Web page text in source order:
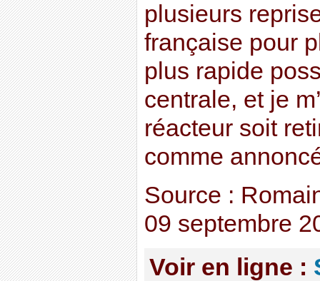
plusieurs
française pour
plus rapide
centrale, et je
réacteur soit
comme
Source :
09 septembre
Voir en ligne :